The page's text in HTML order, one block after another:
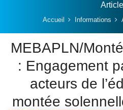
Vous êtes ici:Accueil Informations
MEBAPLN/
: Engagement
acteurs de
montée